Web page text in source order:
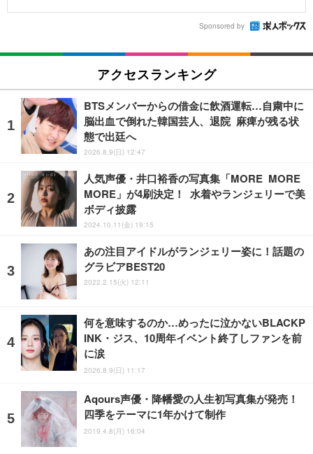
Sponsored by
アクセスランキング
BTSメンバーからの借金に飲酒運転…自粛中に
脳出血で倒れた韓国芸人、退院 麻痺が残る状
態で出廷へ
2026.8.9(日) 12:47
人気声優・井口裕香の写真集「MORE MORE
MORE」が4刷決定！ 水着やランジェリーで美
ボディ披露
2024.10.11(金) 19:15
あの注目アイドルがランジェリー姿に！話題の
グラビアBEST20
2022.2.15(火) 12:11
何を意味するのか…めったに泣かないBLACKP
INK・ジス、10周年イベント終了しファンを前
に涙
2026.8.9(日) 11:17
Aqours声優・降幡愛の人生初写真集が発売！
四季をテーマに1年かけて制作
2019.4.8(月) 16:04